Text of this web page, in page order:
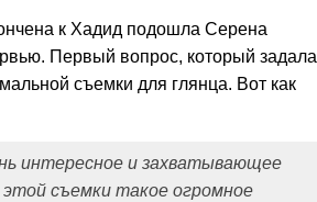
к Хадид подошла Серена
Первый вопрос, который задала
съемки для глянца. Вот как
интересное и захватывающее
съемки такое огромное